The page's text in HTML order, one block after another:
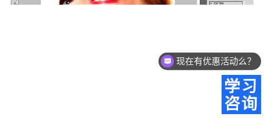
可以介绍下你们的产品么？
现在有优惠活动么？